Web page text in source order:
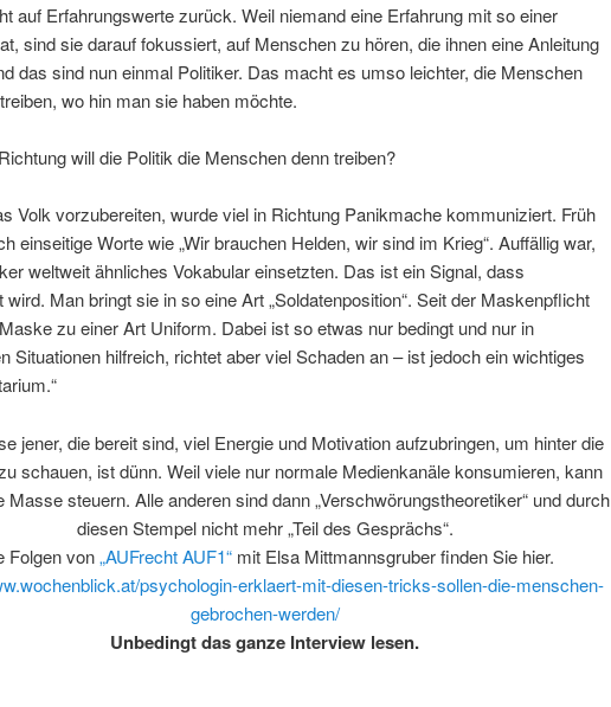
auf Erfahrungswerte zurück. Weil niemand eine Erfahrung mit so einer
sind sie darauf fokussiert, auf Menschen zu hören, die ihnen eine Anleitung
das sind nun einmal Politiker. Das macht es umso leichter, die Menschen
wo hin man sie haben möchte.
will die Politik die Menschen denn treiben?
Volk vorzubereiten, wurde viel in Richtung Panikmache kommuniziert. Früh
einseitige Worte wie „Wir brauchen Helden, wir sind im Krieg“. Auffällig war,
weltweit ähnliches Vokabular einsetzten. Das ist ein Signal, dass
wird. Man bringt sie in so eine Art „Soldatenposition“. Seit der Maskenpflicht
zu einer Art Uniform. Dabei ist so etwas nur bedingt und nur in
Situationen hilfreich, richtet aber viel Schaden an – ist jedoch ein wichtiges
jener, die bereit sind, viel Energie und Motivation aufzubringen, um hinter die
schauen, ist dünn. Weil viele nur normale Medienkanäle konsumieren, kann
Masse steuern. Alle anderen sind dann „Verschwörungstheoretiker“ und durch
diesen Stempel nicht mehr „Teil des Gesprächs“.
Folgen von„AUFrecht AUF1“mit Elsa Mittmannsgruber finden Sie hier.
psychologin-erklaert-mit-diesen-tricks-sollen-die-menschen-
gebrochen-werden/
Unbedingt das ganze Interview lesen.